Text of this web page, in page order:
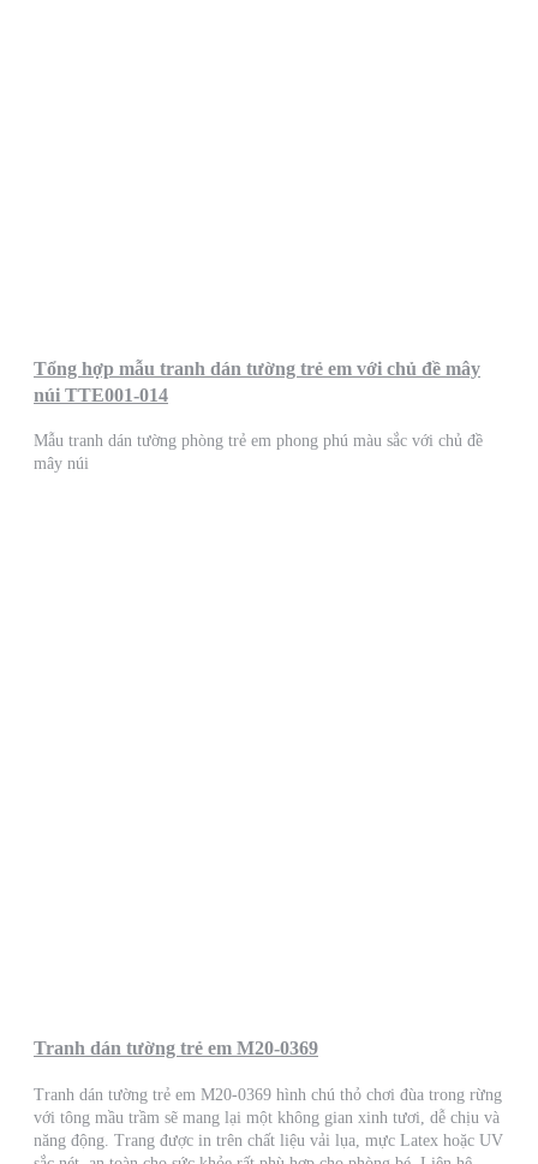
Tổng hợp mẫu tranh dán tường trẻ em với chủ đề mây
núi TTE001-014
Mẫu tranh dán tường phòng trẻ em phong phú màu sắc với chủ đề
mây núi
Tranh dán tường trẻ em M20-0369
Tranh dán tường trẻ em M20-0369 hình chú thỏ chơi đùa trong rừng
với tông mầu trầm sẽ mang lại một không gian xinh tươi, dễ chịu và
năng động. Trang được in trên chất liệu vải lụa, mực Latex hoặc UV